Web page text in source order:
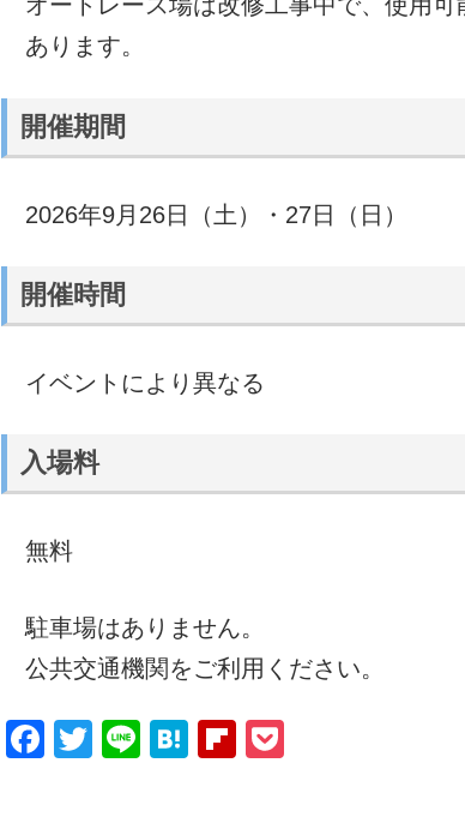
あります。
開催期間
2026年9月26日（土）・27日（日）
開催時間
イベントにより異なる
入場料
無料
駐車場はありません。
公共交通機関をご利用ください。
Facebook
Twitter
LineHatena
Flipboard
Pocket